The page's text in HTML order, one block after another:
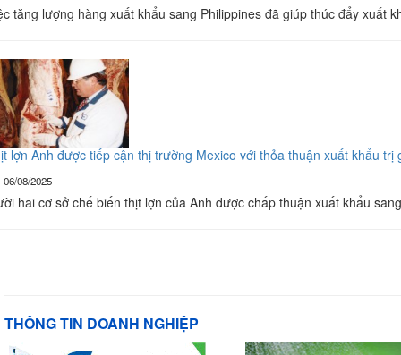
tăng lượng hàng xuất khẩu sang Philippines đã giúp thúc đẩy xuất
lợn Anh được tiếp cận thị trường Mexico với thỏa thuận xuất khẩu trị
08/2025
hai cơ sở chế biến thịt lợn của Anh được chấp thuận xuất khẩu
THÔNG TIN DOANH NGHIỆP